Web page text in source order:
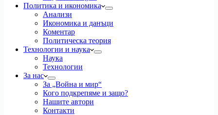
Политика и икономика
Анализи
Икономика и данъци
Коментар
Политическа теория
Технологии и наука
Наука
Технологии
За нас
За „Война и мир“
Кого подкрепяме и защо?
Нашите автори
Контакти